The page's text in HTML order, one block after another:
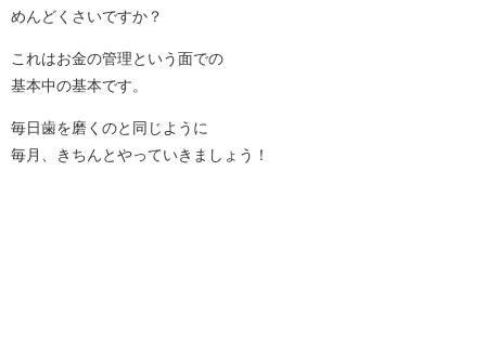
めんどくさいですか？
これはお金の管理という面での
基本中の基本です。
毎日歯を磨くのと同じように
毎月、きちんとやっていきましょう！